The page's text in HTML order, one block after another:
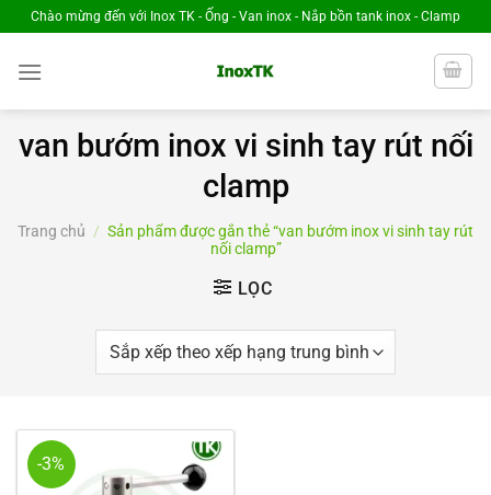
Chuyển
đến
nội
Chào mừng đến với Inox TK - Ống - Van inox - Nắp bồn tank inox - Clamp
van bướm inox vi sinh tay rút nối
clamp
Trang chủ / Sản phẩm được gắn thẻ “van bướm inox vi sinh tay rút
nối clamp”
LỌC
-3%